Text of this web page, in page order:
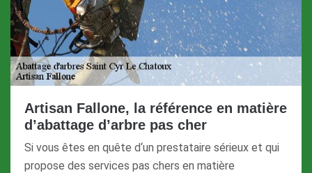
Artisan Fallone, la référence en matière
d’abattage d’arbre pas cher
Si vous êtes en quête d‘un prestataire sérieux et qui
propose des services pas chers en matière